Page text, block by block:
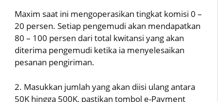
Maxim saat ini mengoperasikan tingkat komisi 0 –
20 persen. Setiap pengemudi akan mendapatkan
80 – 100 persen dari total kwitansi yang akan
diterima pengemudi ketika ia menyelesaikan
pesanan pengiriman.
2. Masukkan jumlah yang akan diisi ulang antara
50K hingga 500K, pastikan tombol e-Payment